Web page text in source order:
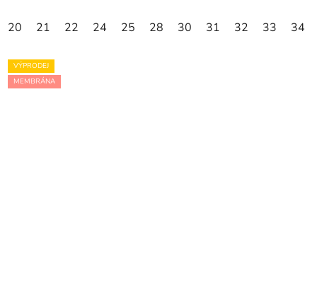
20 21 22 24 25 28 30 31 32 33 34
VÝPRODEJ
MEMBRÁNA